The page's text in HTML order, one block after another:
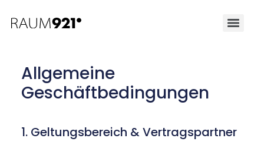
Allgemeine
Geschäftbedingungen
1. Geltungsbereich & Vertragspartner